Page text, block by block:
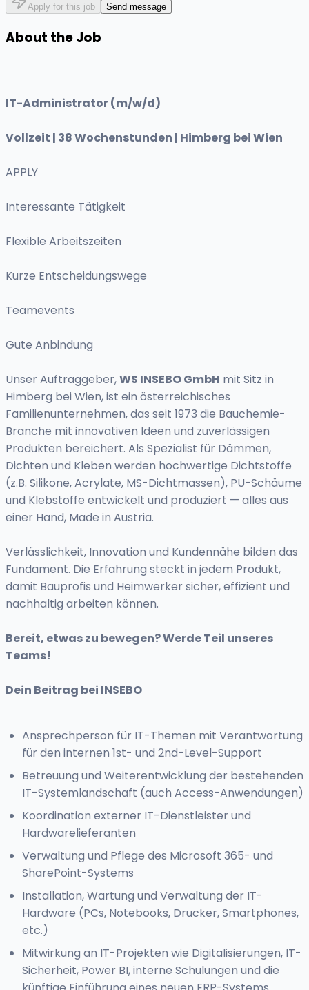
Apply for this job Send message
About the Job
IT-Administrator (m/w/d)
Vollzeit | 38 Wochenstunden | Himberg bei Wien
APPLY
Interessante Tätigkeit
Flexible Arbeitszeiten
Kurze Entscheidungswege
Teamevents
Gute Anbindung
Unser Auftraggeber,WS INSEBO GmbH mit Sitz in
Himberg bei Wien, ist ein österreichisches
Familienunternehmen, das seit 1973 die Bauchemie-
Branche mit innovativen Ideen und zuverlässigen
Produkten bereichert. Als Spezialist für Dämmen,
Dichten und Kleben werden hochwertige Dichtstoffe
(z.B. Silikone, Acrylate, MS-Dichtmassen), PU-Schäume
und Klebstoffe entwickelt und produziert — alles aus
einer Hand, Made in Austria.
Verlässlichkeit, Innovation und Kundennähe bilden das
Fundament. Die Erfahrung steckt in jedem Produkt,
damit Bauprofis und Heimwerker sicher, effizient und
nachhaltig arbeiten können.
Bereit, etwas zu bewegen? Werde Teil unseres
Teams!
Dein Beitrag bei INSEBO
Ansprechperson für IT-Themen mit Verantwortung
für den internen 1st- und 2nd-Level-Support
Betreuung und Weiterentwicklung der bestehenden
IT-Systemlandschaft (auch Access-Anwendungen)
Koordination externer IT-Dienstleister und
Hardwarelieferanten
Verwaltung und Pflege des Microsoft 365- und
SharePoint-Systems
Installation, Wartung und Verwaltung der IT-
Hardware (PCs, Notebooks, Drucker, Smartphones,
etc.)
Mitwirkung an IT-Projekten wie Digitalisierungen, IT-
Sicherheit, Power BI, interne Schulungen und die